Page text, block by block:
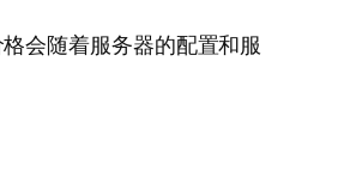
会随着服务器的配置和服